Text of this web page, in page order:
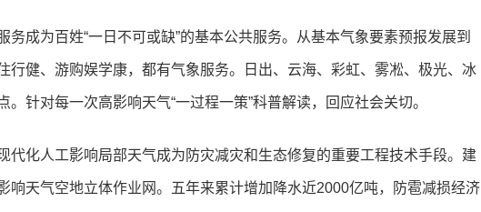
成为百姓“一日不可或缺”的基本公共服务。从基本气象要素预报发展到
行健、游购娱学康，都有气象服务。日出、云海、彩虹、雾凇、极光、冰
针对每一次高影响天气“一过程一策”科普解读，回应社会关切。
代化人工影响局部天气成为防灾减灾和生态修复的重要工程技术手段。建
响天气空地立体作业网。五年来累计增加降水近2000亿吨，防雹减损经济